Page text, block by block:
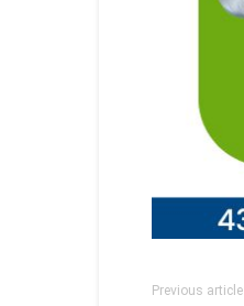
Previous article